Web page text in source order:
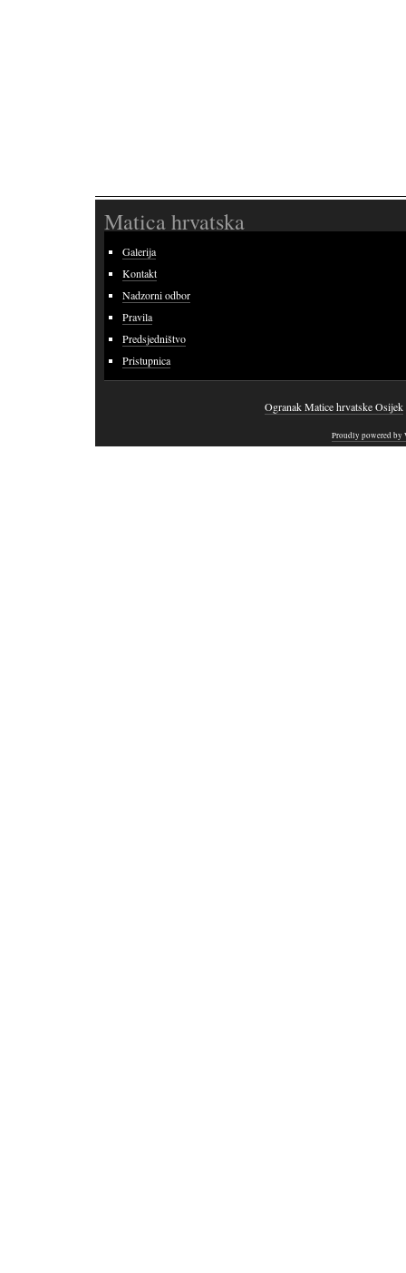
Matica hrvatska
Galerija
Kontakt
Nadzorni odbor
Pravila
Predsjedništvo
Pristupnica
Ogranak Matice hrvatske Osijek
Proudly powered by